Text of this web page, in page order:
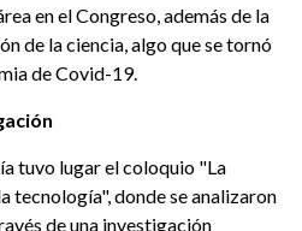
en el Congreso, además de la
de la ciencia, algo que se tornó
de Covid-19.
tuvo lugar el coloquio "La
tecnología", donde se analizaron
de una investigación